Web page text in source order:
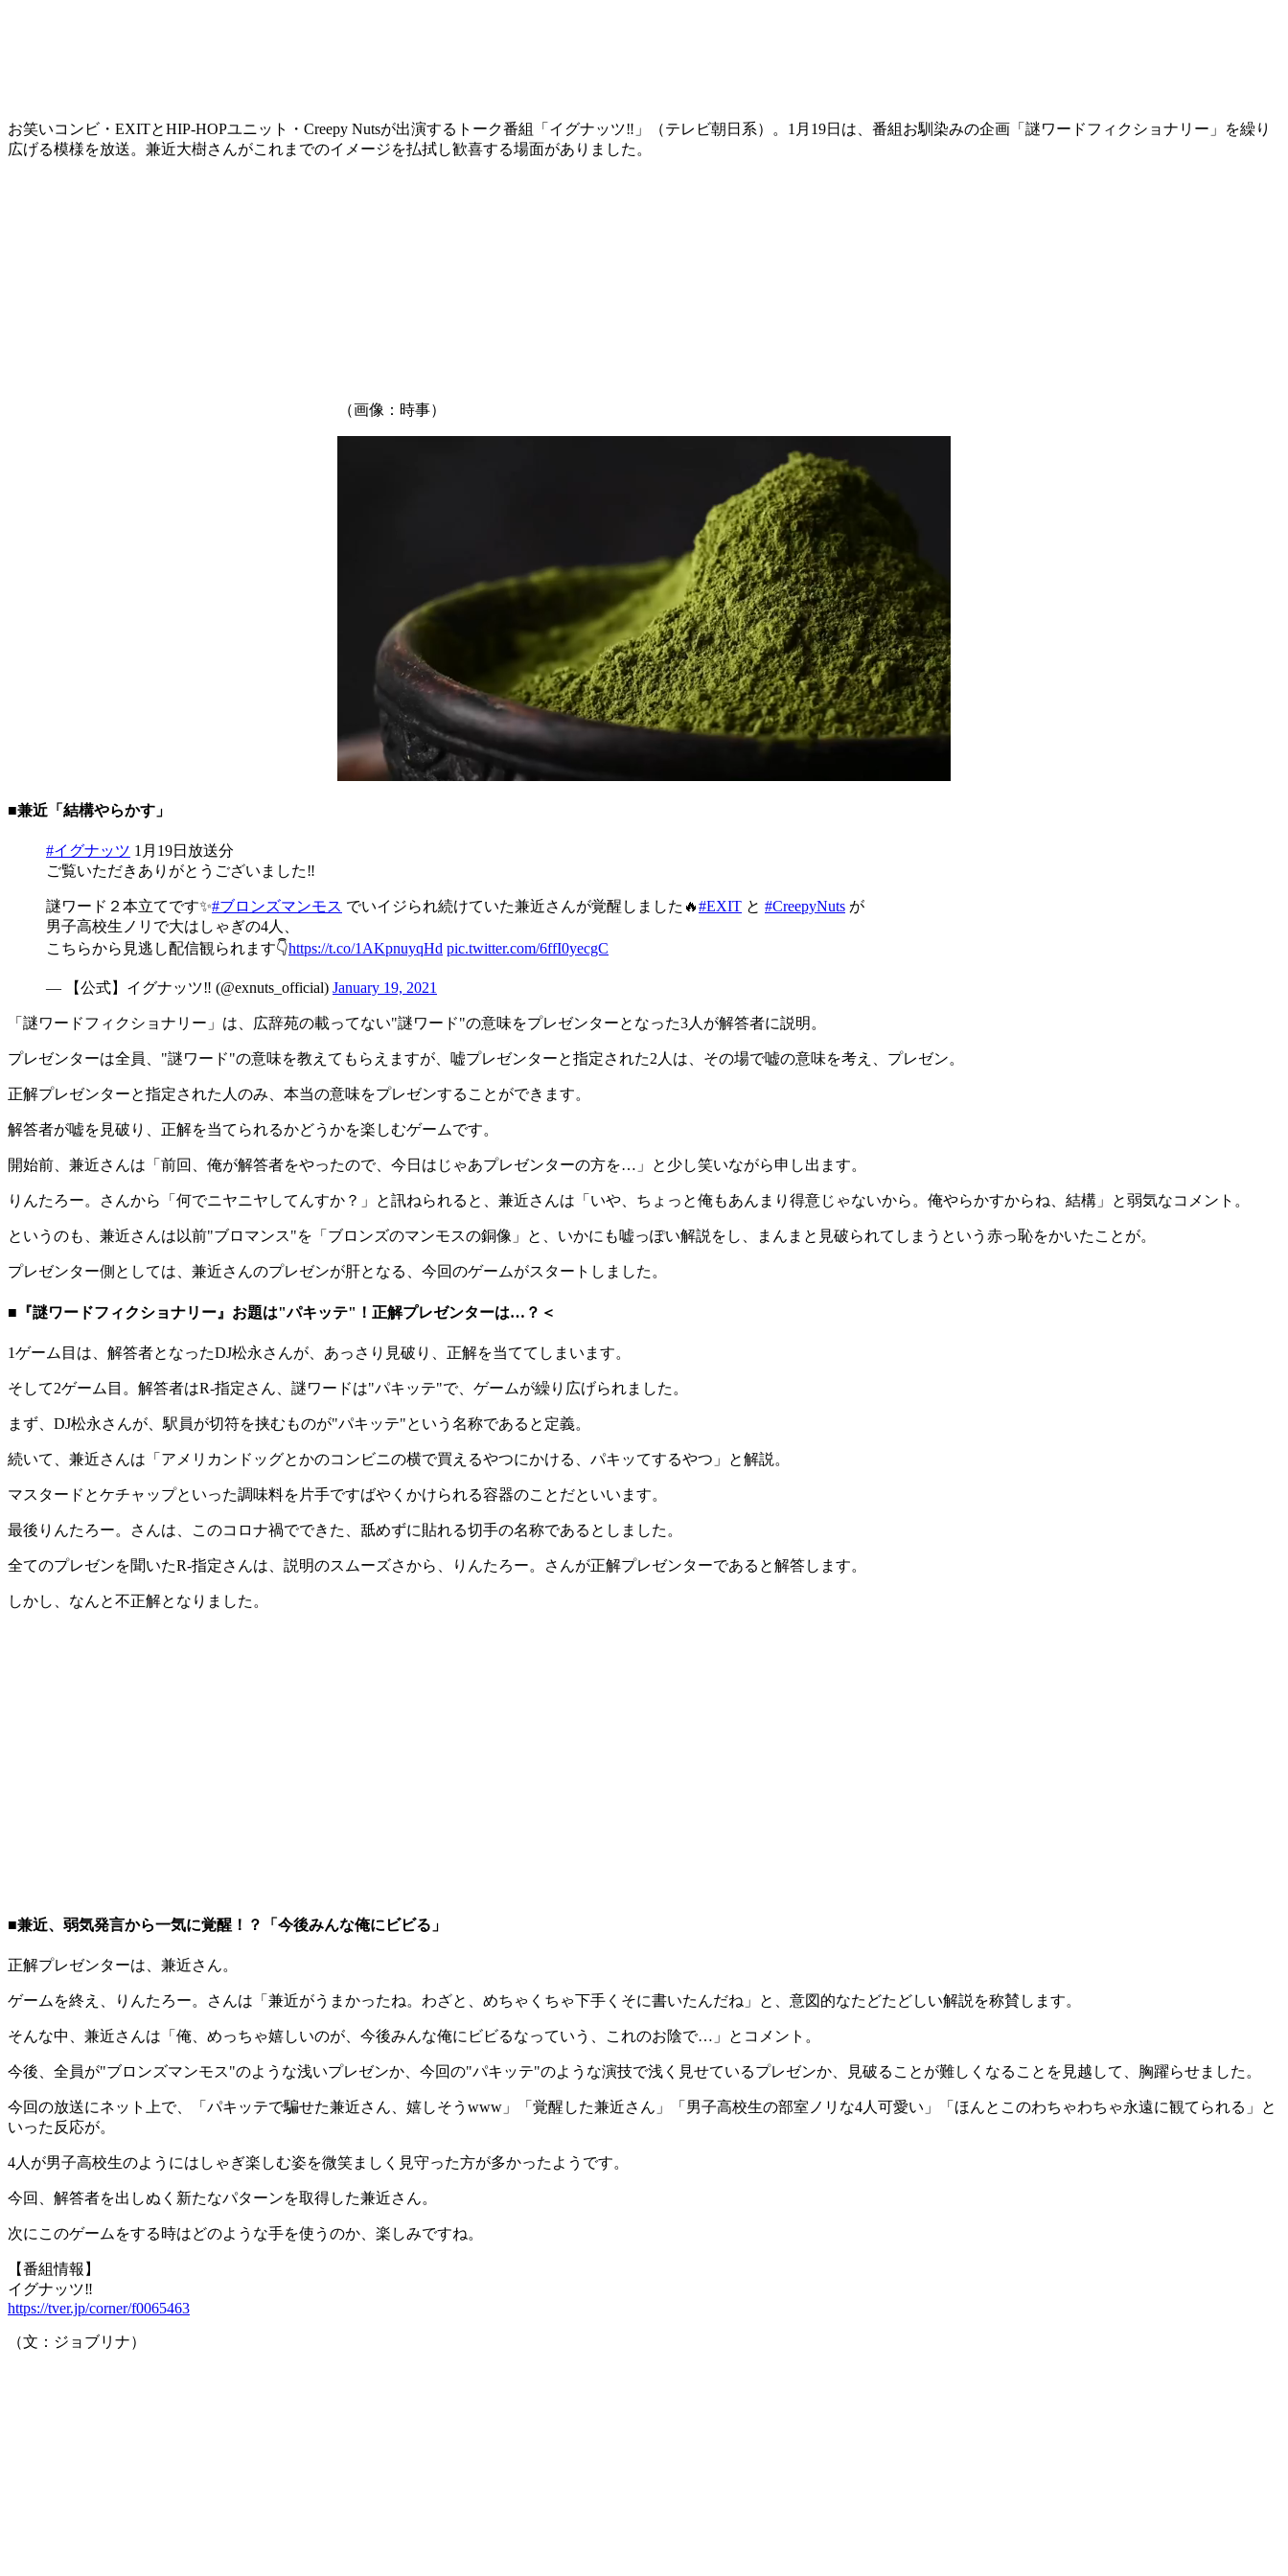
お笑いコンビ・EXITとHIP-HOPユニット・Creepy Nutsが出演するトーク番組「イグナッツ‼」（テレビ朝日系）。1月19日は、番組お馴染みの企画「謎ワードフィクショナリー」を繰り
広げる模様を放送。兼近大樹さんがこれまでのイメージを払拭し歓喜する場面がありました。
（画像：時事）
■兼近「結構やらかす」
#イグナッツ 1月19日放送分
ご覧いただきありがとうございました‼️
謎ワード２本立てです✨#ブロンズマンモス でいイジられ続けていた兼近さんが覚醒しました🔥#EXIT と #CreepyNuts が
男子高校生ノリで大はしゃぎの4人、
こちらから見逃し配信観られます👇https://t.co/1AKpnuyqHd pic.twitter.com/6ffI0yecgC
— 【公式】イグナッツ‼︎ (@exnuts_official) January 19, 2021
「謎ワードフィクショナリー」は、広辞苑の載ってない"謎ワード"の意味をプレゼンターとなった3人が解答者に説明。
プレゼンターは全員、"謎ワード"の意味を教えてもらえますが、嘘プレゼンターと指定された2人は、その場で嘘の意味を考え、プレゼン。
正解プレゼンターと指定された人のみ、本当の意味をプレゼンすることができます。
解答者が嘘を見破り、正解を当てられるかどうかを楽しむゲームです。
開始前、兼近さんは「前回、俺が解答者をやったので、今日はじゃあプレゼンターの方を…」と少し笑いながら申し出ます。
りんたろー。さんから「何でニヤニヤしてんすか？」と訊ねられると、兼近さんは「いや、ちょっと俺もあんまり得意じゃないから。俺やらかすからね、結構」と弱気なコメント。
というのも、兼近さんは以前"ブロマンス"を「ブロンズのマンモスの銅像」と、いかにも嘘っぽい解説をし、まんまと見破られてしまうという赤っ恥をかいたことが。
プレゼンター側としては、兼近さんのプレゼンが肝となる、今回のゲームがスタートしました。
■『謎ワードフィクショナリー』お題は"パキッテ"！正解プレゼンターは…？＜
1ゲーム目は、解答者となったDJ松永さんが、あっさり見破り、正解を当ててしまいます。
そして2ゲーム目。解答者はR-指定さん、謎ワードは"パキッテ"で、ゲームが繰り広げられました。
まず、DJ松永さんが、駅員が切符を挟むものが"パキッテ"という名称であると定義。
続いて、兼近さんは「アメリカンドッグとかのコンビニの横で買えるやつにかける、パキッてするやつ」と解説。
マスタードとケチャップといった調味料を片手ですばやくかけられる容器のことだといいます。
最後りんたろー。さんは、このコロナ禍でできた、舐めずに貼れる切手の名称であるとしました。
全てのプレゼンを聞いたR-指定さんは、説明のスムーズさから、りんたろー。さんが正解プレゼンターであると解答します。
しかし、なんと不正解となりました。
■兼近、弱気発言から一気に覚醒！？「今後みんな俺にビビる」
正解プレゼンターは、兼近さん。
ゲームを終え、りんたろー。さんは「兼近がうまかったね。わざと、めちゃくちゃ下手くそに書いたんだね」と、意図的なたどたどしい解説を称賛します。
そんな中、兼近さんは「俺、めっちゃ嬉しいのが、今後みんな俺にビビるなっていう、これのお陰で…」とコメント。
今後、全員が"ブロンズマンモス"のような浅いプレゼンか、今回の"パキッテ"のような演技で浅く見せているプレゼンか、見破ることが難しくなることを見越して、胸躍らせました。
今回の放送にネット上で、「パキッテで騙せた兼近さん、嬉しそうwww」「覚醒した兼近さん」「男子高校生の部室ノリな4人可愛い」「ほんとこのわちゃわちゃ永遠に観てられる」と
いった反応が。
4人が男子高校生のようにはしゃぎ楽しむ姿を微笑ましく見守った方が多かったようです。
今回、解答者を出しぬく新たなパターンを取得した兼近さん。
次にこのゲームをする時はどのような手を使うのか、楽しみですね。
【番組情報】
イグナッツ‼
https://tver.jp/corner/f0065463
（文：ジョブリナ）